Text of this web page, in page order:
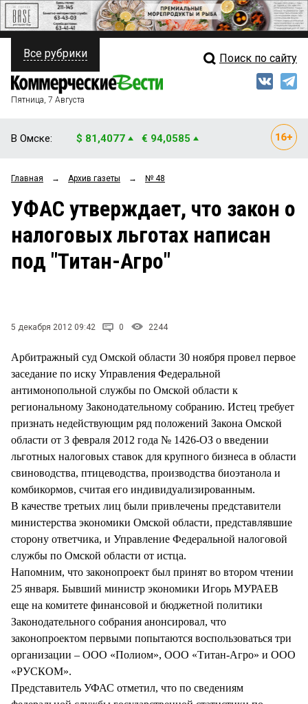
ПОЛИТИКА
ФИНАНСЫ
ОБЩЕСТВО
ЗАКОН
Свежий выпуск
Рейтинги
Блоги
Все рубрики Поиск по сайту
Пятница, 7 Августа
В Омске: $ 81,4077 € 94,0585
Главная → Архив газеты → № 48
УФАС утверждает, что закон о
налоговых льготах написан
под "Титан-Агро"
5 декабря 2012 09:42 0 2244
Арбитражный суд Омской области 30 ноября провел первое
заседание по иску Управления Федеральной
антимонопольной службы по Омской области к
региональному Законодательному собранию. Истец требует
признать недействующим ряд положений Закона Омской
области от 3 февраля 2012 года № 1426-ОЗ о введении
льготных налоговых ставок для крупного бизнеса в области
свиноводства, птицеводства, производства биоэтанола и
комбикормов, считая его индивидуализированным.
В качестве третьих лиц были привлечены представители
министерства экономики Омской области, представлявшие
сторону ответчика, и Управление Федеральной налоговой
службы по Омской области от истца.
Напомним, что законопроект был принят во втором чтении
25 января. Бывший министр экономики Игорь МУРАЕВ
еще на комитете финансовой и бюджетной политики
Законодательного собрания анонсировал, что
законопроектом первыми попытаются воспользоваться три
организации – ООО «Полиом», ООО «Титан-Агро» и ООО
«РУСКОМ».
Представитель УФАС отметил, что по сведениям